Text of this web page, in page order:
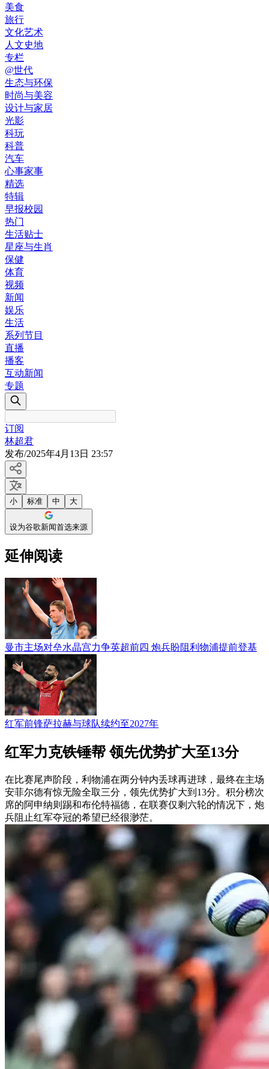
美食
旅行
文化艺术
人文史地
专栏
@世代
生态与环保
时尚与美容
设计与家居
光影
科玩
科普
汽车
心事家事
精选
特辑
早报校园
热门
生活贴士
星座与生肖
保健
体育
视频
新闻
娱乐
生活
系列节目
直播
播客
互动新闻
专题
订阅
林超君
发布/2025年4月13日 23:57
小 标准 中 大
设为谷歌新闻首选来源
延伸阅读
曼市主场对垒水晶宫力争英超前四 炮兵盼阻利物浦提前登基
红军前锋萨拉赫与球队续约至2027年
红军力克铁锤帮 领先优势扩大至13分
在比赛尾声阶段，利物浦在两分钟内丢球再进球，最终在主场
安菲尔德有惊无险全取三分，领先优势扩大到13分。积分榜次
席的阿申纳则踢和布伦特福德，在联赛仅剩六轮的情况下，炮
兵阻止红军夺冠的希望已经很渺茫。